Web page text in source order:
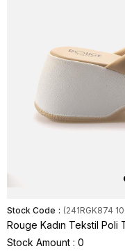
Stock Code (241RGK874
Rouge Kadın Tekstil Poli
Stock Amount : 0